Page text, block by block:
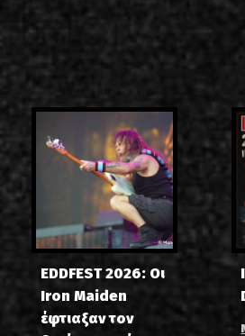
EDDFEST 2026: Οι
Iron Maiden
έφτιαξαν τον